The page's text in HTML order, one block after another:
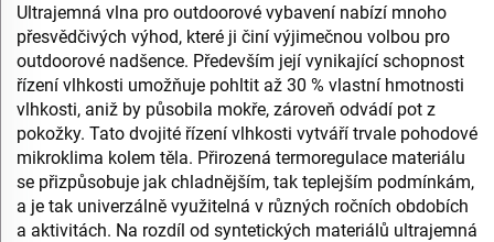
Ultrajemná vlna pro outdoorové vybavení nabízí mnoho
přesvědčivých výhod, které ji činí výjimečnou volbou pro
outdoorové nadšence. Především její vynikající schopnost
řízení vlhkosti umožňuje pohltit až 30 % vlastní hmotnosti
vlhkosti, aniž by působila mokře, zároveň odvádí pot z
pokožky. Tato dvojité řízení vlhkosti vytváří trvale pohodové
mikroklima kolem těla. Přirozená termoregulace materiálu
se přizpůsobuje jak chladnějším, tak teplejším podmínkám,
a je tak univerzálně využitelná v různých ročních obdobích
a aktivitách. Na rozdíl od syntetických materiálů ultrajemná